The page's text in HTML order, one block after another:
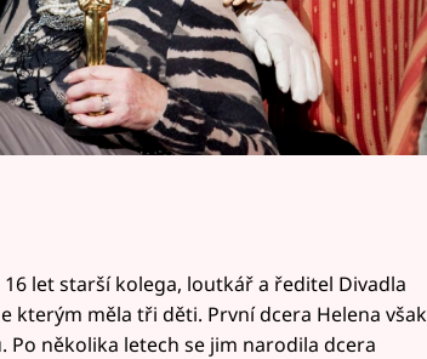
let starší kolega, loutkář a ředitel Divadla
kterým měla tři děti. První dcera Helena však
několika letech se jim narodila dcera